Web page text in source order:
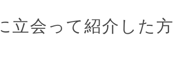
立会って紹介した方